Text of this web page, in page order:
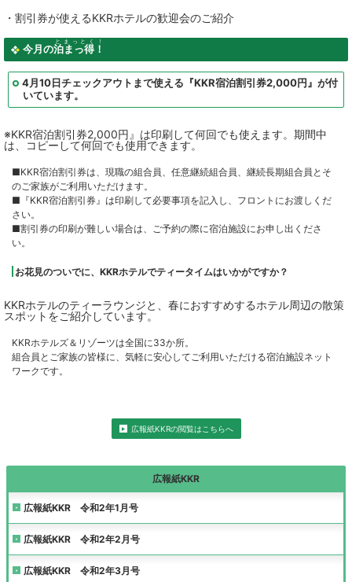
広報紙KKR
広報紙KKR 令和2年1月号
広報紙KKR 令和2年2月号
広報紙KKR 令和2年3月号
・割引券が使えるKKRホテルの歓迎会のご紹介
今月の泊まっ得！
とまっとく！
4月10日チェックアウトまで使える『KKR宿泊割引券2,000円』が付
いています。
※KKR宿泊割引券2,000円』は印刷して何回でも使えます。期間中
は、コピーして何回でも使用できます。
■KKR宿泊割引券は、現職の組合員、任意継続組合員、継続長期組合員とそ
のご家族がご利用いただけます。
■『KKR宿泊割引券』は印刷して必要事項を記入し、フロントにお渡しくだ
さい。
■割引券の印刷が難しい場合は、ご予約の際に宿泊施設にお申し出くださ
い。
お花見のついでに、KKRホテルでティータイムはいかがですか？
KKRホテルのティーラウンジと、春におすすめするホテル周辺の散策
スポットをご紹介しています。
KKRホテルズ＆リゾーツは全国に33か所。
組合員とご家族の皆様に、気軽に安心してご利用いただける宿泊施設ネット
ワークです。
広報紙KKRの閲覧はこちらへ